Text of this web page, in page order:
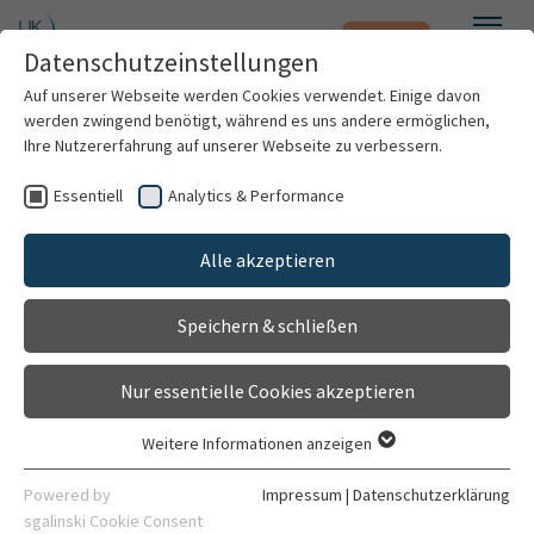
Zum Hauptinhalt springen Notfall
Patienten & Besucher
Kliniken & Institute
Forschung
Karriere
Zentrum für Seltene
Erkrankungen
Einrichtung
Allgemein Sprechstunden Kontaktformular
Kontaktdaten
Datenschutzeinstellungen
Auf unserer Webseite werden Cookies verwendet. Einige davon
werden zwingend benötigt, während es uns andere ermöglichen,
Ihre Nutzererfahrung auf unserer Webseite zu verbessern.
Essentiell Analytics & Performance
Alle akzeptieren
Speichern & schließen
Nur essentielle Cookies akzeptieren
Essentielle Cookies werden für grundlegende Funktionen der
Webseite benötigt. Dadurch ist gewährleistet, dass die
Weitere Informationen anzeigen
Powered by
sgalinski Cookie Consent
Impressum | Datenschutzerklärung